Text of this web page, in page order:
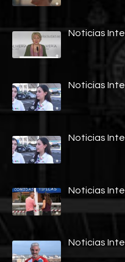
Noticias
Noticias
Noticias
Noticias
Noticias